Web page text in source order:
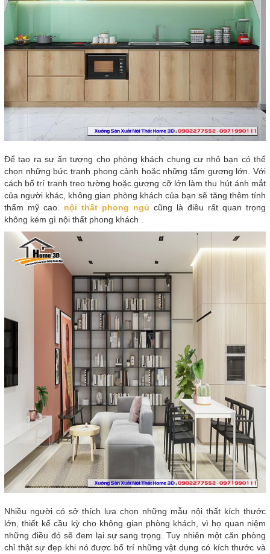
Để tạo ra sự ấn tượng cho phòng khách chung cư nhỏ bạn có thể
chọn những bức tranh phong cảnh hoặc những tấm gương lớn. Với
cách bố trí tranh treo tường hoặc gương cỡ lớn làm thu hút ánh mắt
của người khác, không gian phòng khách của bạn sẽ tăng thêm tính
thẩm mỹ cao. nội thất phong ngủ cũng là điều rất quan trọng
không kém gì nội thất phong khách .
Nhiều người có sở thích lựa chọn những mẫu nội thất kích thước
lớn, thiết kế cầu kỳ cho không gian phòng khách, vì họ quan niệm
những điều đó sẽ đem lại sự sang trọng. Tuy nhiên một căn phòng
chỉ thật sự đẹp khi nó được bố trí những vật dụng có kích thước và